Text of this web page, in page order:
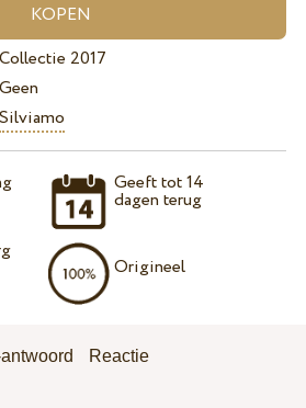
Collectie 2017
Geen
Silviamo
Geeft tot 14
dagen terug
Origineel
Reactie